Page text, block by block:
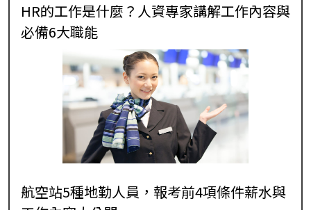
HR的工作是什麼？人資專家講解工作內容與
必備6大職能
航空站5種地勤人員，報考前4項條件薪水與